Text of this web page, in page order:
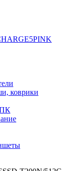
коврики